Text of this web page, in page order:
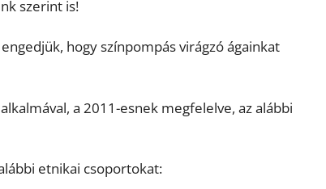
szerint is!
hogy színpompás virágzó ágainkat
a 2011-esnek megfelelve, az alábbi
etnikai csoportokat: